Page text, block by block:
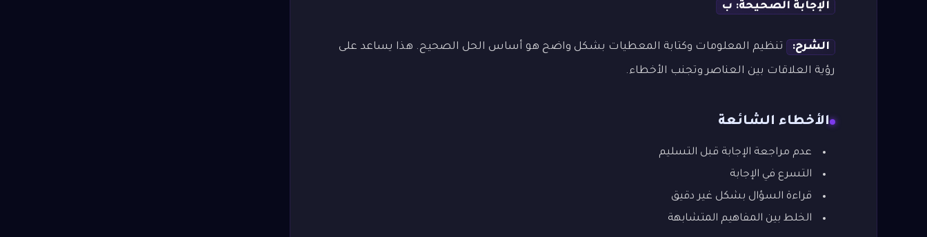
الإجابة الصحيحة: ب
الشرح: تنظيم المعلومات وكتابة المعطيات بشكل واضح هو أساس الحل الصحيح. هذا يساعد على
رؤية العلاقات بين العناصر وتجنب الأخطاء.
الأخطاء الشائعة
عدم مراجعة الإجابة قبل التسليم
التسرع في الإجابة
قراءة السؤال بشكل غير دقيق
الخلط بين المفاهيم المتشابهة